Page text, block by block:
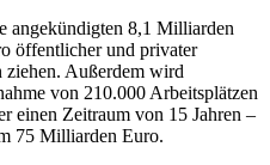
angekündigten 8,1 Milliarden
öffentlicher und privater
ziehen. Außerdem wird
von 210.000 Arbeitsplätzen
einen Zeitraum von 15 Jahren –
75 Milliarden Euro.